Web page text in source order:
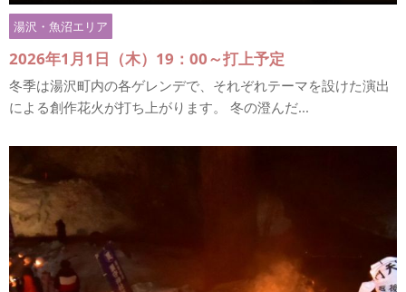
湯沢・魚沼エリア
2026年1月1日（木）19：00～打上予定
冬季は湯沢町内の各ゲレンデで、それぞれテーマを設けた演出
による創作花火が打ち上がります。 冬の澄んだ...